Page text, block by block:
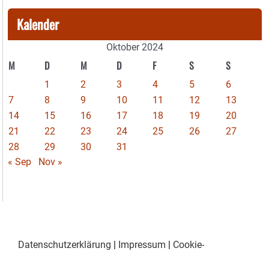
Kalender
Oktober 2024
M D M D F S S
1 2 3 4 5
6
7
8 9 10 11 12
13
14
15 16 17 18 19
20
21
22 23 24 25 26
27
28
29 30
31
« Sep
Nov »
Datenschutzerklärung Impressum
Cookie-